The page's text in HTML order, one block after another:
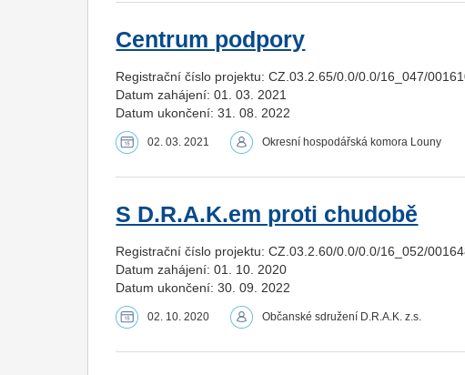
Centrum podpory
Registrační číslo projektu: CZ.03.2.65/0.0/0.0/16_047/
Datum zahájení: 01. 03. 2021
Datum ukončení: 31. 08. 2022
02. 03. 2021 Okresní hospodářská komora Louny
S D.R.A.K.em proti chudobě
Registrační číslo projektu: CZ.03.2.60/0.0/0.0/16_052/
Datum zahájení: 01. 10. 2020
Datum ukončení: 30. 09. 2022
02. 10. 2020 Občanské sdružení D.R.A.K. z.s.